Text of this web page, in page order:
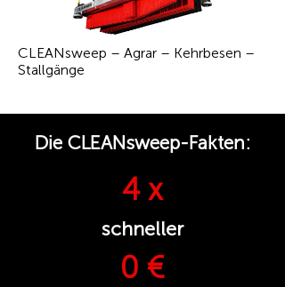
CLEANsweep – Agrar – Kehrbesen –
Stallgänge
Die CLEANsweep-Fakten:
4 x
schneller
0 €